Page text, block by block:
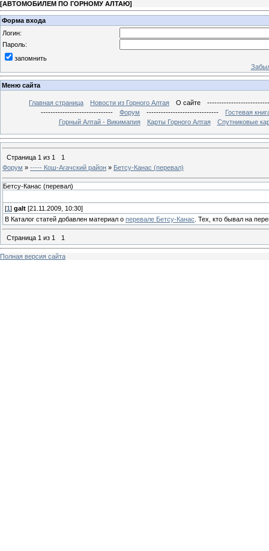
[АВТОМОБИЛЕМ ПО ГОРНОМУ АЛТАЮ]
Форма входа
Логин:
Пароль:
запомнить
Меню сайта
Главная страница Новости из Горного Алтая О сайте
------------------------------
Форум ------------------------------
Гостевая
Горный Алтай - Викимапия
Карты Горного Алтая Спутниковые
Страница 1 из 1
1
Форум » ----- Кош-Агачский район » Бетсу-Канас (перевал)
Бетсу-Канас (перевал)
[1 ] galt [21.11.2009, 10:30]
В Каталог статей добавлен материал о перевале Бетсу-Канас . Тех, кто бывал на
Страница 1 из 1 1
Полная версия сайта